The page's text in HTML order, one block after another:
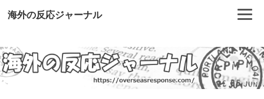
海外の反応ジャーナル